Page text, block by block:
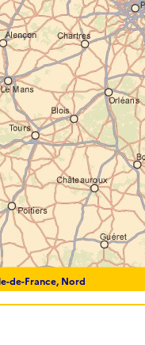
de-France, Nord